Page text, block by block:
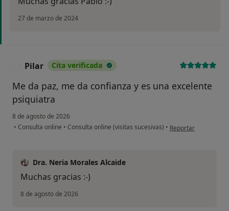
27 de marzo de 2024
Pilar Cita verificada
Me da paz, me da confianza y es una excelente
psiquiatra
8 de agosto de 2026
• Consulta online • Consulta online (visitas sucesivas) • en opinión del
Reportar
Dra. Neria Morales Alcaide
Muchas gracias :-)
8 de agosto de 2026